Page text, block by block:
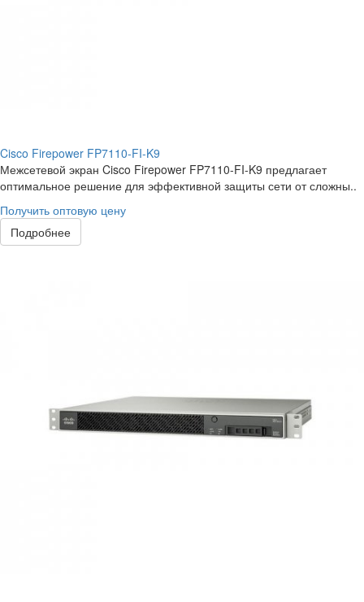
Cisco Firepower FP7110-FI-K9
Межсетевой экран Cisco Firepower FP7110-FI-K9 предлагает
оптимальное решение для эффективной защиты сети от сложны..
Получить оптовую цену
Подробнее